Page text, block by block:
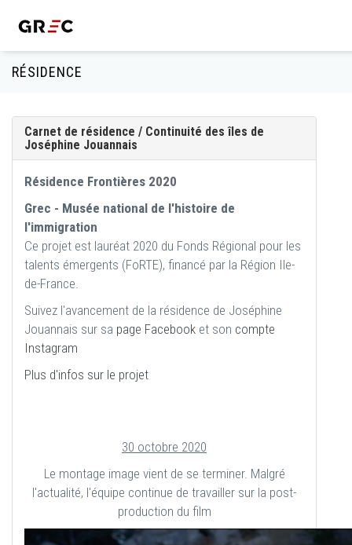
RÉSIDENCE
Carnet de résidence / Continuité des îles de
Joséphine Jouannais
Résidence Frontières 2020
Grec - Musée national de l'histoire de
l'immigration
Ce projet est lauréat 2020 du Fonds Régional pour les
talents émergents (FoRTE), financé par la Région Ile-
de-France.
Suivez l'avancement de la résidence de Joséphine
Jouannais sur sa page Facebook et son compte
Instagram
Plus d'infos sur le projet
30 octobre 2020
Le montage image vient de se terminer. Malgré
l'actualité, l'équipe continue de travailler sur la post-
production du film